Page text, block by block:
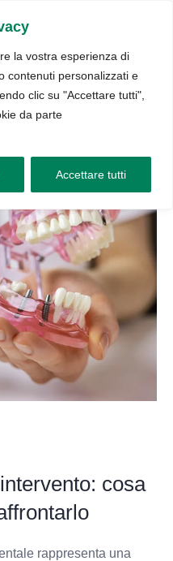
la vostra esperienza di
contenuti personalizzati e
clic su "Accettare tutti",
da parte
Accettare tutti
cosa
rappresenta una